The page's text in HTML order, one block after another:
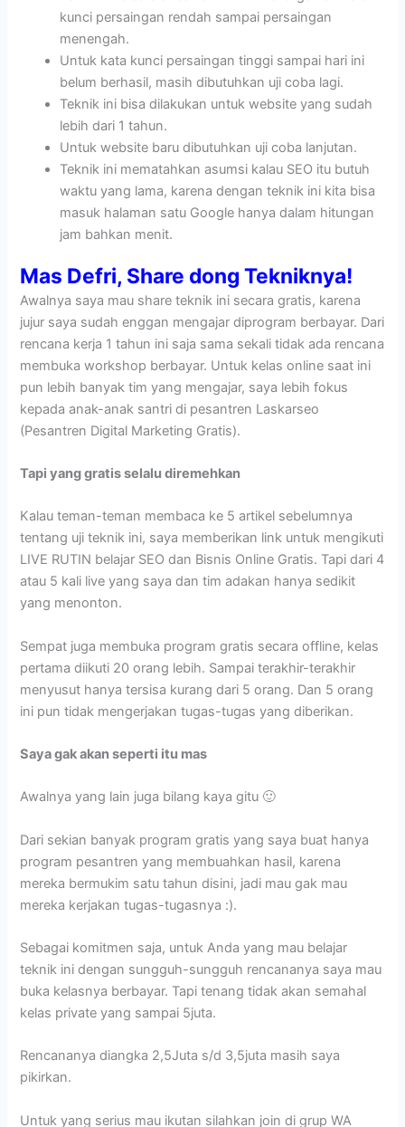
kunci persaingan rendah sampai persaingan
menengah.
Untuk kata kunci persaingan tinggi sampai hari ini
belum berhasil, masih dibutuhkan uji coba lagi.
Teknik ini bisa dilakukan untuk website yang sudah
lebih dari 1 tahun.
Untuk website baru dibutuhkan uji coba lanjutan.
Teknik ini mematahkan asumsi kalau SEO itu butuh
waktu yang lama, karena dengan teknik ini kita bisa
masuk halaman satu Google hanya dalam hitungan
jam bahkan menit.
Mas Defri, Share dong Tekniknya!
Awalnya saya mau share teknik ini secara gratis, karena
jujur saya sudah enggan mengajar diprogram berbayar. Dari
rencana kerja 1 tahun ini saja sama sekali tidak ada rencana
membuka workshop berbayar. Untuk kelas online saat ini
pun lebih banyak tim yang mengajar, saya lebih fokus
kepada anak-anak santri di pesantren Laskarseo
(Pesantren Digital Marketing Gratis).
Tapi yang gratis selalu diremehkan
Kalau teman-teman membaca ke 5 artikel sebelumnya
tentang uji teknik ini, saya memberikan link untuk mengikuti
LIVE RUTIN belajar SEO dan Bisnis Online Gratis. Tapi dari 4
atau 5 kali live yang saya dan tim adakan hanya sedikit
yang menonton.
Sempat juga membuka program gratis secara offline, kelas
pertama diikuti 20 orang lebih. Sampai terakhir-terakhir
menyusut hanya tersisa kurang dari 5 orang. Dan 5 orang
ini pun tidak mengerjakan tugas-tugas yang diberikan.
Saya gak akan seperti itu mas
Awalnya yang lain juga bilang kaya gitu 🙂
Dari sekian banyak program gratis yang saya buat hanya
program pesantren yang membuahkan hasil, karena
mereka bermukim satu tahun disini, jadi mau gak mau
mereka kerjakan tugas-tugasnya :).
Sebagai komitmen saja, untuk Anda yang mau belajar
teknik ini dengan sungguh-sungguh rencananya saya mau
buka kelasnya berbayar. Tapi tenang tidak akan semahal
kelas private yang sampai 5juta.
Rencananya diangka 2,5Juta s/d 3,5juta masih saya
pikirkan.
Untuk yang serius mau ikutan silahkan join di grup WA